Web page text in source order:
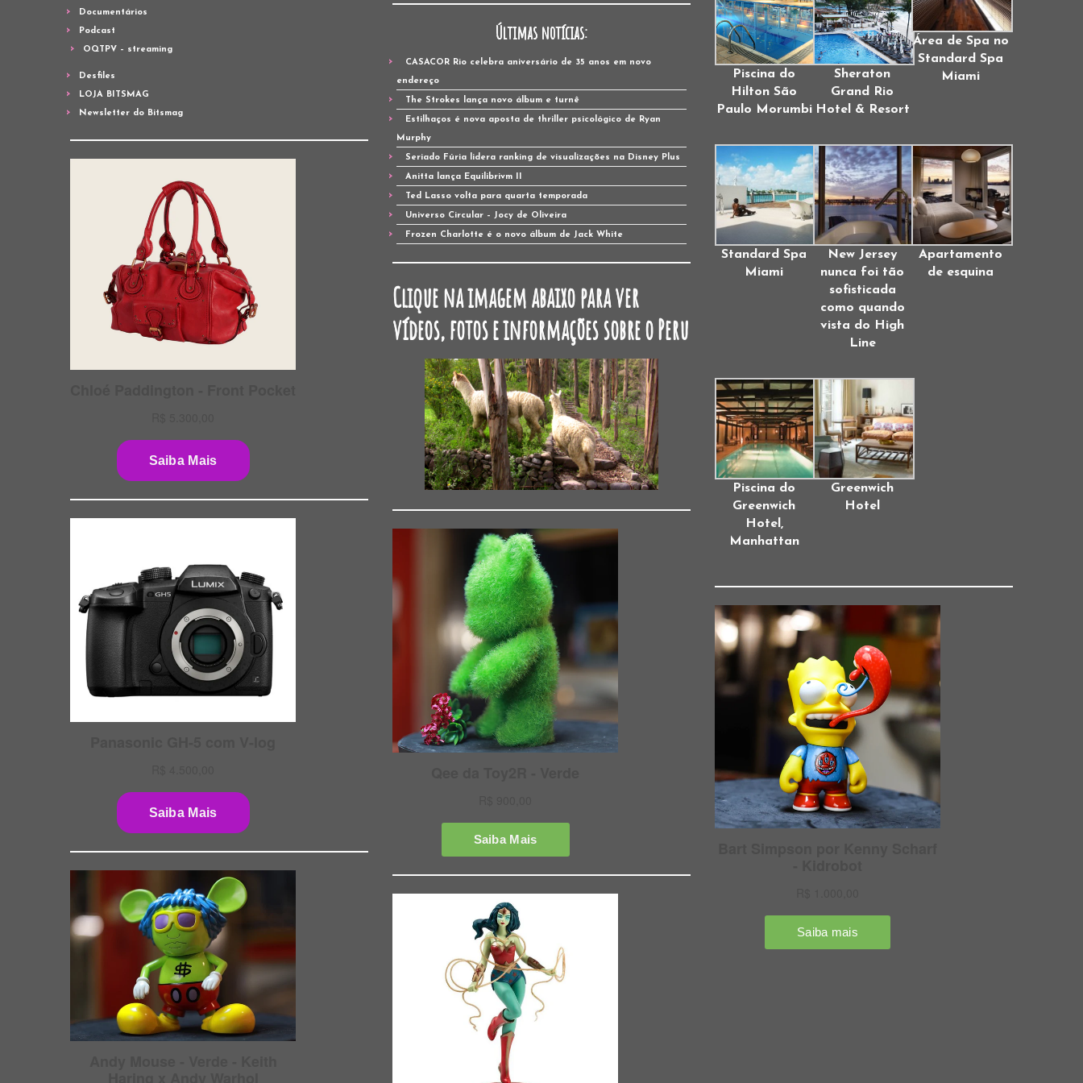
Documentários
Podcast
OQTPV – streaming
Desfiles
LOJA BITSMAG
Newsletter do Bitsmag
Últimas notícias:
CASACOR Rio celebra aniversário de 35 anos em novo
endereço
The Strokes lança novo álbum e turnê
Estilhaços é nova aposta de thriller psicológico de Ryan
Murphy
Seriado Fúria lidera ranking de visualizações na Disney Plus
Anitta lança Equilibrivm II
Ted Lasso volta para quarta temporada
Universo Circular – Jocy de Oliveira
Frozen Charlotte é o novo álbum de Jack White
Clique na imagem abaixo para ver
vídeos, fotos e informações sobre o Peru
Piscina do
Hilton São
Paulo Morumbi
Sheraton
Grand Rio
Hotel & Resort
Área de Spa no
Standard Spa
Miami
Standard Spa
Miami
New Jersey
nunca foi tão
sofisticada
como quando
vista do High
Line
Apartamento
de esquina
Piscina do
Greenwich
Hotel,
Manhattan
Greenwich
Hotel